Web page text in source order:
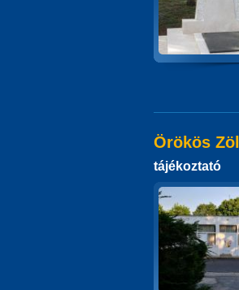
Örökös
tájékoztató